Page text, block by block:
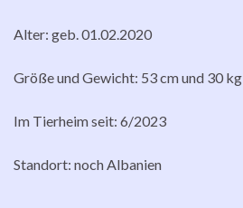
Alter: geb. 01.02.2020
Größe und Gewicht: 53 cm und 30 kg
Im Tierheim seit: 6/2023
Standort: noch Albanien